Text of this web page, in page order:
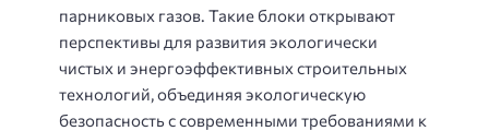
парниковых газов. Такие блоки открывают
перспективы для развития экологически
чистых и энергоэффективных строительных
технологий, объединяя экологическую
безопасность с современными требованиями к